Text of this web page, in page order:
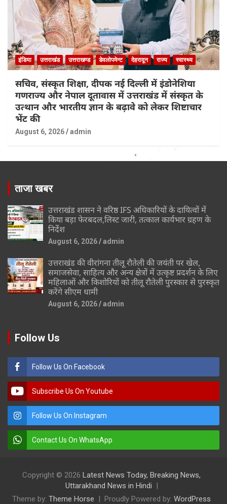
इंडिया उत्तराखंड उत्तराखण्ड डेवलोपमेन्ट देहरादून राज्य स्वास्थ्य
सचिव, संस्कृत शिक्षा, दीपक नई दिल्ली में इंडोनेशिया
गणराज्य और नेपाल दूतावास में उत्तराखंड में संस्कृत के
उत्थान और भारतीय ज्ञान के बढ़ावे को लेकर शिष्टाचार
भेंट की
August 6, 2026 admin
ताजा खबर
उत्तराखंड शासन ने वरिष्ठ IFS अधिकारियों के दायित्वों में
किया बड़ा फेरबदल,लिस्ट जारी, तत्काल कार्यभार ग्रहण के
निर्देश
August 6, 2026 admin
उत्तराखंड की वीरांगना तीलू रौतेली की जयंती पर खेल,
समाजसेवा, साहित्य और अन्य क्षेत्रों में उत्कृष्ट प्रदर्शन के लिए
महिलाओं और किशोरियों को तीलू रौतेली पुरस्कार से पुरस्कृत
करेंगे सीएम धामी
August 6, 2026 admin
Follow Us
Follow Us On Facebook
Subscribe Us On Youtube
Follow Us On Instagram
Contact Us On WhatsApp
Copyright © 2026 Latest News Today, Breaking News,
Uttarakhand News in Hindi
Theme by: Theme Horse Proudly Powered by: WordPress